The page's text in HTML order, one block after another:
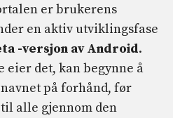
er brukerens
en aktiv utviklingsfase
-versjon av Android.
eier det, kan begynne å
på forhånd, før
alle gjennom den